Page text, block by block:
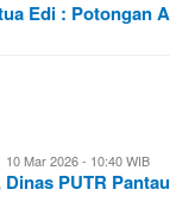
Edi : Potongan
10 Mar 2026 - 10:40 WIB
PUTR